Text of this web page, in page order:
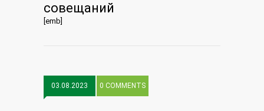
совещаний
[emb]
03.08.2023 0 COMMENTS